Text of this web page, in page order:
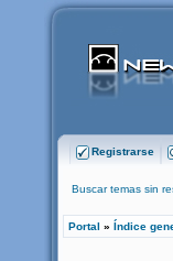
Registrarse
Buscar temas sin
Portal » Índice